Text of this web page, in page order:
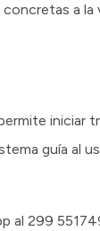
a
iniciar
guía al
al 299